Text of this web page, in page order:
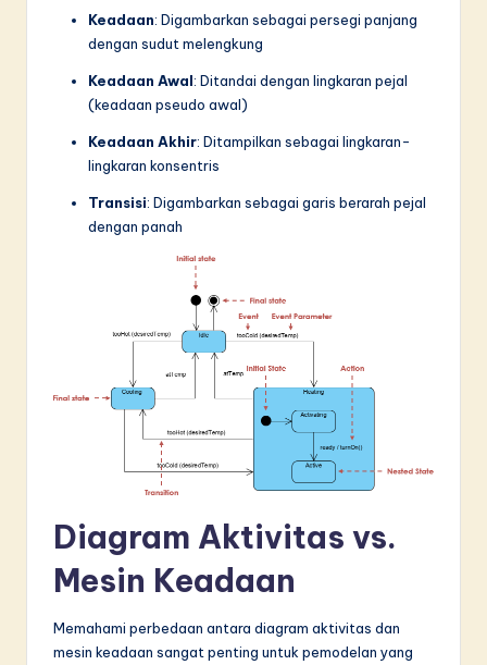
Keadaan: Digambarkan sebagai persegi panjang
dengan sudut melengkung
Keadaan Awal: Ditandai dengan lingkaran pejal
(keadaan pseudo awal)
Keadaan Akhir: Ditampilkan sebagai lingkaran-
lingkaran konsentris
Transisi: Digambarkan sebagai garis berarah pejal
dengan panah
Diagram Aktivitas vs.
Mesin Keadaan
Memahami perbedaan antara diagram aktivitas dan
mesin keadaan sangat penting untuk pemodelan yang